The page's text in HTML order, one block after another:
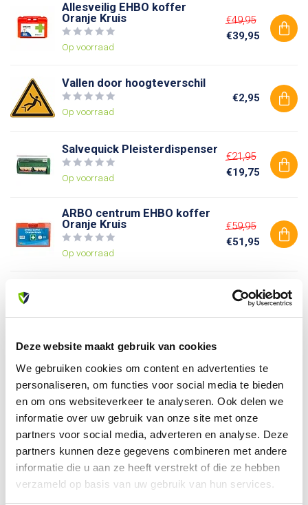
Deze website maakt gebruik van cookies
We gebruiken cookies om content en advertenties te
personaliseren, om functies voor social media te bieden
en om ons websiteverkeer te analyseren. Ook delen we
informatie over uw gebruik van onze site met onze
partners voor social media, adverteren en analyse. Deze
partners kunnen deze gegevens combineren met andere
informatie die u aan ze heeft verstrekt of die ze hebben
verzameld op basis van uw gebruik van hun services.
Allesveilig EHBO koffer
Oranje Kruis
Op voorraad
€49,95
€39,95
Vallen door hoogteverschil
Op voorraad
€2,95
Salvequick Pleisterdispenser
Op voorraad
€21,95
€19,75
ARBO centrum EHBO koffer
Oranje Kruis
Op voorraad
€59,95
€51,95
Op voorraad
€2,96
Heb je vragen over dit product?
Of heb je hulp nodig bij je bestelling? Neem contact op
met onze klantenservice. We helpen je graag verder!
info@allesveilig.nl
+31 (0) 6 82095086